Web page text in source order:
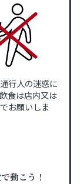
行人の迷惑に
食は店内又は
お願いしま
動こう！